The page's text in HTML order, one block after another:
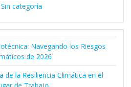
Sin categoría
Navegando los Riesgos
de 2026
de la Resiliencia Climática en el
de Trabajo